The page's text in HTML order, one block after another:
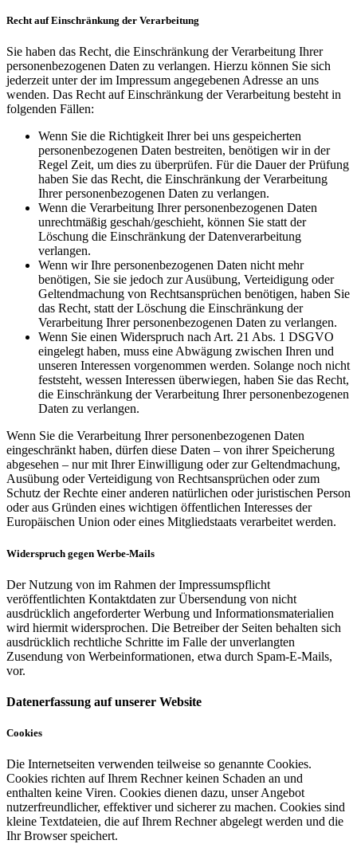
Recht auf Einschränkung der Verarbeitung
Sie haben das Recht, die Einschränkung der Verarbeitung Ihrer
personenbezogenen Daten zu verlangen. Hierzu können Sie sich
jederzeit unter der im Impressum angegebenen Adresse an uns
wenden. Das Recht auf Einschränkung der Verarbeitung besteht in
folgenden Fällen:
Wenn Sie die Richtigkeit Ihrer bei uns gespeicherten
personenbezogenen Daten bestreiten, benötigen wir in der
Regel Zeit, um dies zu überprüfen. Für die Dauer der Prüfung
haben Sie das Recht, die Einschränkung der Verarbeitung
Ihrer personenbezogenen Daten zu verlangen.
Wenn die Verarbeitung Ihrer personenbezogenen Daten
unrechtmäßig geschah/geschieht, können Sie statt der
Löschung die Einschränkung der Datenverarbeitung
verlangen.
Wenn wir Ihre personenbezogenen Daten nicht mehr
benötigen, Sie sie jedoch zur Ausübung, Verteidigung oder
Geltendmachung von Rechtsansprüchen benötigen, haben Sie
das Recht, statt der Löschung die Einschränkung der
Verarbeitung Ihrer personenbezogenen Daten zu verlangen.
Wenn Sie einen Widerspruch nach Art. 21 Abs. 1 DSGVO
eingelegt haben, muss eine Abwägung zwischen Ihren und
unseren Interessen vorgenommen werden. Solange noch nicht
feststeht, wessen Interessen überwiegen, haben Sie das Recht,
die Einschränkung der Verarbeitung Ihrer personenbezogenen
Daten zu verlangen.
Wenn Sie die Verarbeitung Ihrer personenbezogenen Daten
eingeschränkt haben, dürfen diese Daten – von ihrer Speicherung
abgesehen – nur mit Ihrer Einwilligung oder zur Geltendmachung,
Ausübung oder Verteidigung von Rechtsansprüchen oder zum
Schutz der Rechte einer anderen natürlichen oder juristischen Person
oder aus Gründen eines wichtigen öffentlichen Interesses der
Europäischen Union oder eines Mitgliedstaats verarbeitet werden.
Widerspruch gegen Werbe-Mails
Der Nutzung von im Rahmen der Impressumspflicht
veröffentlichten Kontaktdaten zur Übersendung von nicht
ausdrücklich angeforderter Werbung und Informationsmaterialien
wird hiermit widersprochen. Die Betreiber der Seiten behalten sich
ausdrücklich rechtliche Schritte im Falle der unverlangten
Zusendung von Werbeinformationen, etwa durch Spam-E-Mails,
vor.
Datenerfassung auf unserer Website
Cookies
Die Internetseiten verwenden teilweise so genannte Cookies.
Cookies richten auf Ihrem Rechner keinen Schaden an und
enthalten keine Viren. Cookies dienen dazu, unser Angebot
nutzerfreundlicher, effektiver und sicherer zu machen. Cookies sind
kleine Textdateien, die auf Ihrem Rechner abgelegt werden und die
Ihr Browser speichert.